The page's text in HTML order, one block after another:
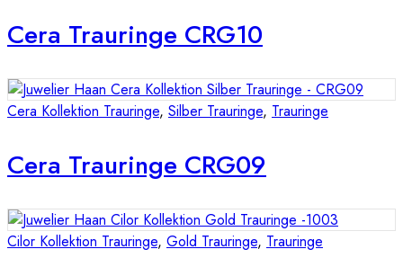
Cera Trauringe CRG10
Cera Kollektion Trauringe, Silber Trauringe, Trauringe
Cera Trauringe CRG09
Cilor Kollektion Trauringe, Gold Trauringe, Trauringe